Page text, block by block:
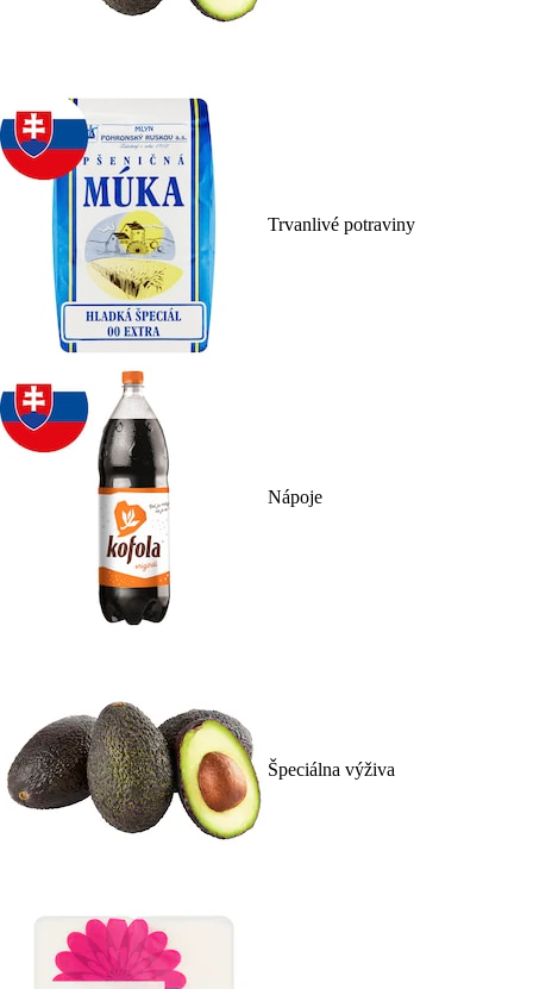
Trvanlivé potraviny
Nápoje
Špeciálna výživa